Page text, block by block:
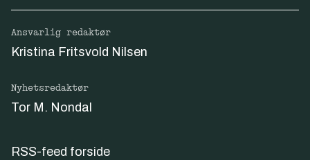
Ansvarlig redaktør
Kristina Fritsvold Nilsen
Nyhetsredaktør
Tor M. Nondal
RSS-feed forside